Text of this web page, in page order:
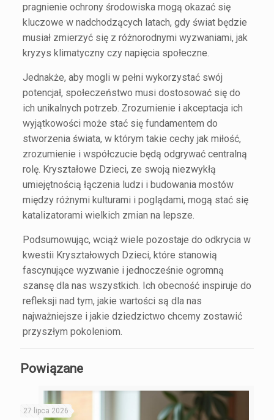
pragnienie ochrony środowiska mogą okazać się
kluczowe w nadchodzących latach, gdy świat będzie
musiał zmierzyć się z różnorodnymi wyzwaniami, jak
kryzys klimatyczny czy napięcia społeczne.
Jednakże, aby mogli w pełni wykorzystać swój
potencjał, społeczeństwo musi dostosować się do
ich unikalnych potrzeb. Zrozumienie i akceptacja ich
wyjątkowości może stać się fundamentem do
stworzenia świata, w którym takie cechy jak miłość,
zrozumienie i współczucie będą odgrywać centralną
rolę. Kryształowe Dzieci, ze swoją niezwykłą
umiejętnością łączenia ludzi i budowania mostów
między różnymi kulturami i poglądami, mogą stać się
katalizatorami wielkich zmian na lepsze.
Podsumowując, wciąż wiele pozostaje do odkrycia w
kwestii Kryształowych Dzieci, które stanowią
fascynujące wyzwanie i jednocześnie ogromną
szansę dla nas wszystkich. Ich obecność inspiruje do
refleksji nad tym, jakie wartości są dla nas
najważniejsze i jakie dziedzictwo chcemy zostawić
przyszłym pokoleniom.
Powiązane
27 lipca 2026